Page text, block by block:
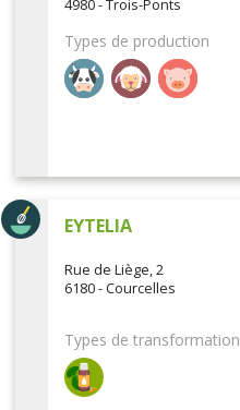
4980 - Trois-Ponts
Types de production
EYTELIA
Rue de Liège, 2
6180 - Courcelles
Types de transformation